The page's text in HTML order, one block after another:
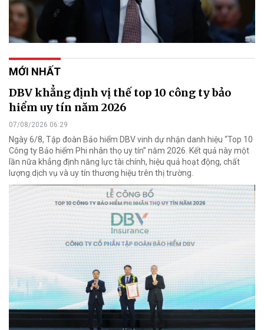
MỚI NHẤT
DBV khẳng định vị thế top 10 công ty bảo
hiểm uy tín năm 2026
07/08/2026 06:29
Ngày 6/8, Tập đoàn Bảo hiểm DBV vinh dự nhận danh hiệu “Top 10
Công ty Bảo hiểm Phi nhân thọ uy tín” năm 2026. Kết quả này một
lần nữa khẳng định năng lực tài chính, hiệu quả hoạt động, chất
lượng dịch vụ và uy tín thương hiệu trên thị trường.